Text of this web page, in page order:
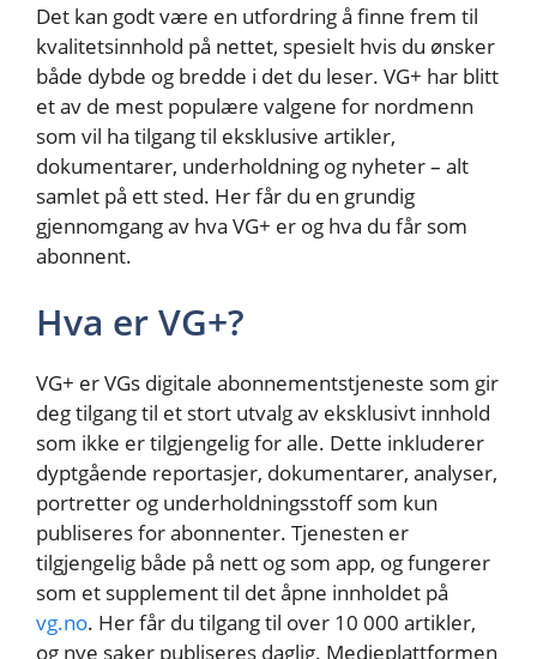
Det kan godt være en utfordring å finne frem til
kvalitetsinnhold på nettet, spesielt hvis du ønsker
både dybde og bredde i det du leser. VG+ har blitt
et av de mest populære valgene for nordmenn
som vil ha tilgang til eksklusive artikler,
dokumentarer, underholdning og nyheter – alt
samlet på ett sted. Her får du en grundig
gjennomgang av hva VG+ er og hva du får som
abonnent.
Hva er VG+?
VG+ er VGs digitale abonnementstjeneste som gir
deg tilgang til et stort utvalg av eksklusivt innhold
som ikke er tilgjengelig for alle. Dette inkluderer
dyptgående reportasjer, dokumentarer, analyser,
portretter og underholdningsstoff som kun
publiseres for abonnenter. Tjenesten er
tilgjengelig både på nett og som app, og fungerer
som et supplement til det åpne innholdet på
vg.no. Her får du tilgang til over 10 000 artikler,
og nye saker publiseres daglig. Medieplattformen